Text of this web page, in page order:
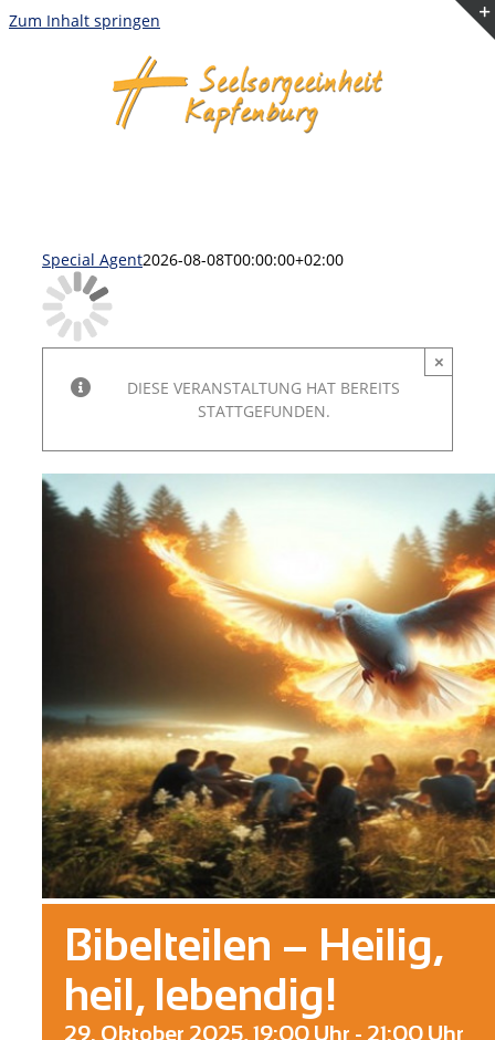
Zum Inhalt springen
Special Agent2026-08-08T00:00:00+02:00
DIESE VERANSTALTUNG HAT BEREITS
STATTGEFUNDEN.
×
Bibelteilen – Heilig,
heil, lebendig!
29. Oktober 2025, 19:00 Uhr - 21:00 Uhr